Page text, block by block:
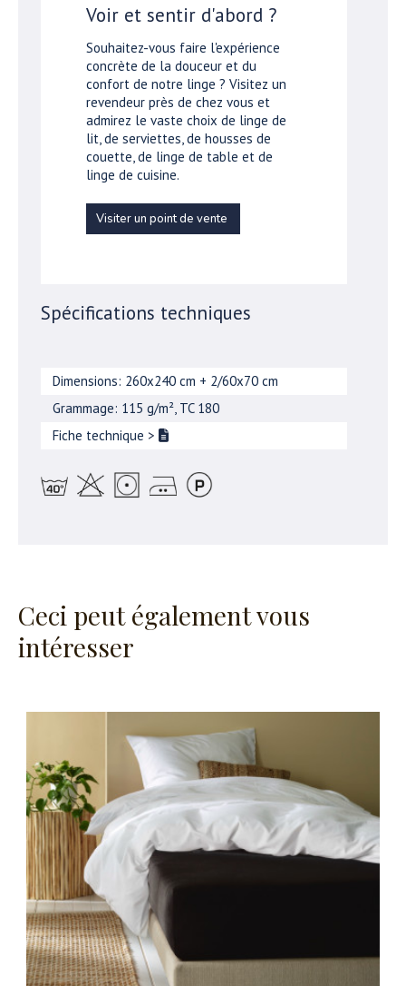
Voir et sentir d'abord ?
Souhaitez-vous faire l'expérience
concrète de la douceur et du
confort de notre linge ? Visitez un
revendeur près de chez vous et
admirez le vaste choix de linge de
lit, de serviettes, de housses de
couette, de linge de table et de
linge de cuisine.
Visiter un point de vente
Spécifications techniques
Dimensions: 260x240 cm + 2/60x70 cm
Grammage: 115 g/m², TC 180
Fiche technique >
Ceci peut également vous
intéresser